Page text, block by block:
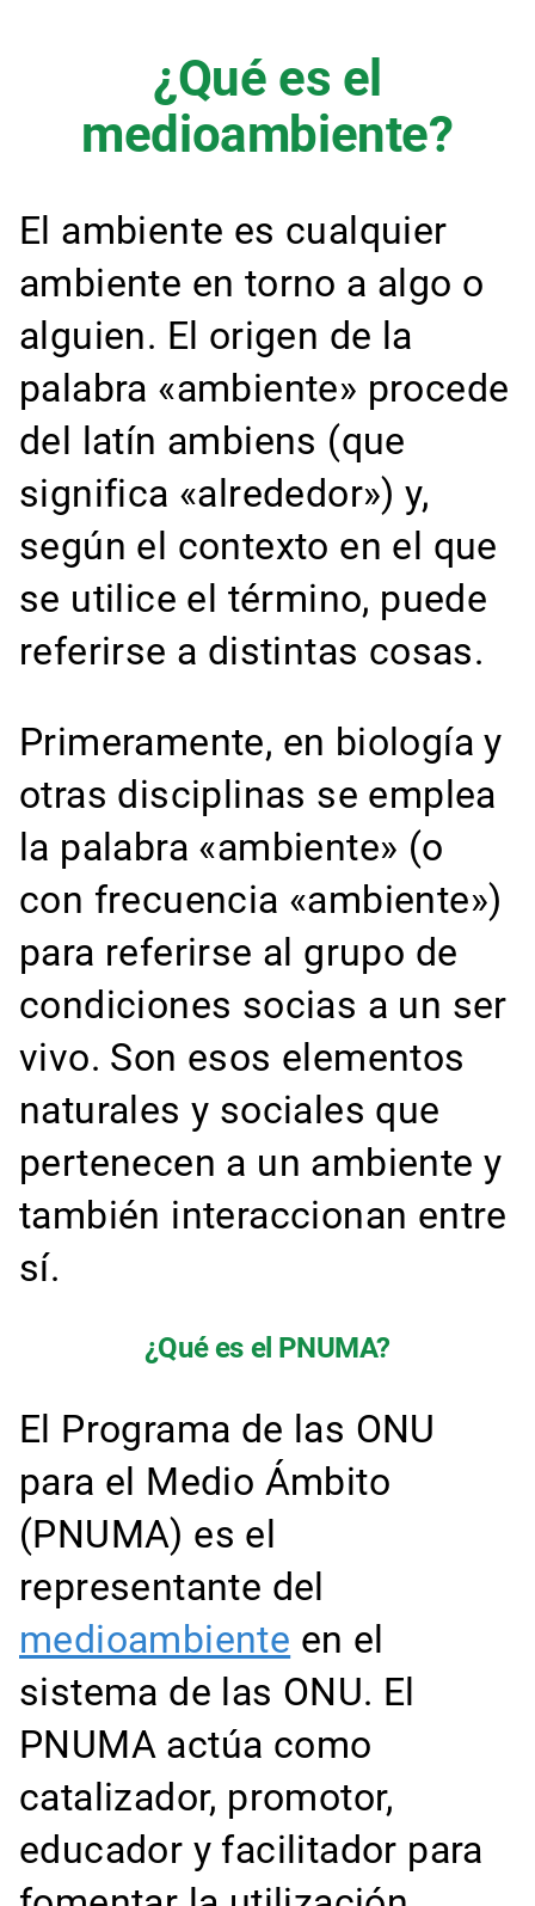
¿Qué es el
medioambiente?
El ambiente es cualquier
ambiente en torno a algo o
alguien. El origen de la
palabra «ambiente» procede
del latín ambiens (que
significa «alrededor») y,
según el contexto en el que
se utilice el término, puede
referirse a distintas cosas.
Primeramente, en biología y
otras disciplinas se emplea
la palabra «ambiente» (o
con frecuencia «ambiente»)
para referirse al grupo de
condiciones socias a un ser
vivo. Son esos elementos
naturales y sociales que
pertenecen a un ambiente y
también interaccionan entre
sí.
¿Qué es el PNUMA?
El Programa de las ONU
para el Medio Ámbito
(PNUMA) es el
representante del
medioambiente en el
sistema de las ONU. El
PNUMA actúa como
catalizador, promotor,
educador y facilitador para